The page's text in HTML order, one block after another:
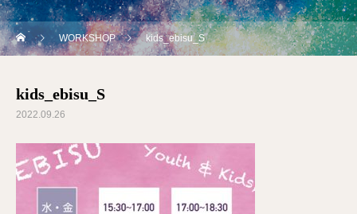
WORKSHOP kids_ebisu_S
kids_ebisu_S
2022.09.26